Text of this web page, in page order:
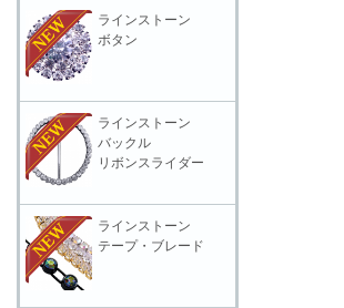
ラインストーン
ボタン
ラインストーン
バックル
リボンスライダー
ラインストーン
テープ・ブレード